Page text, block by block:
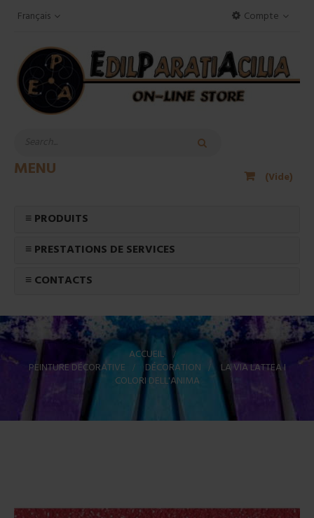
Compte
Français
(Vide)
MENU
≡ PRODUITS
≡ PRESTATIONS DE SERVICES
≡ CONTACTS
ACCUEIL >
PEINTURE DÉCORATIVE > DÉCORATION >
LA VIA LATTEA I
COLORI DELL'ANIMA